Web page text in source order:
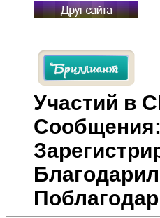
Участий в
Сообщения: